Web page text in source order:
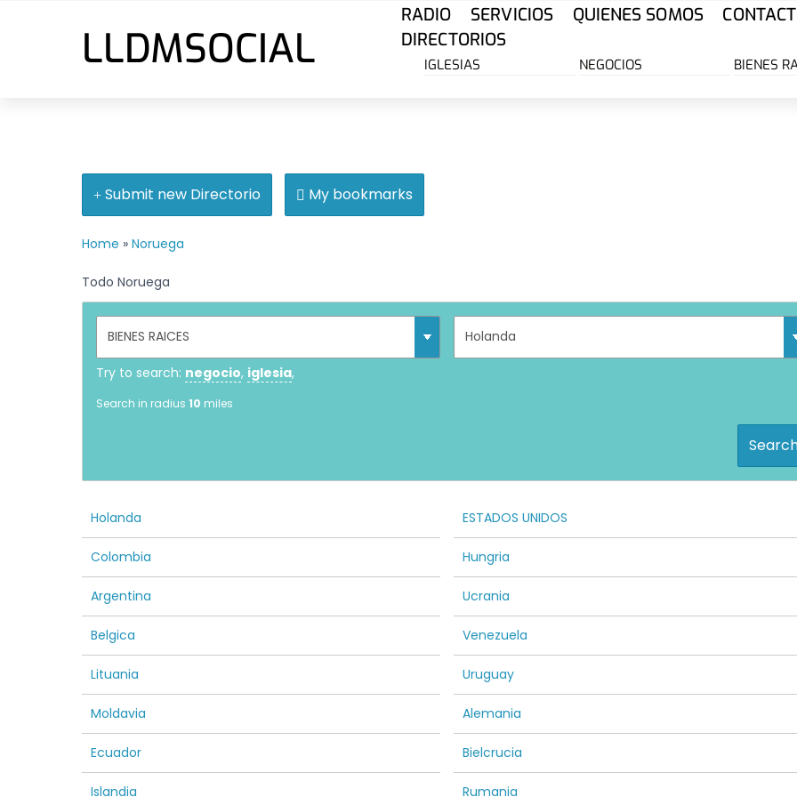
LLDMSOCIAL
RADIO SERVICIOS QUIENES SOMOS
DIRECTORIOS
IGLESIAS NEGOCIOS BIENES
Submit new Directorio My bookmarks
Home » Noruega
Todo Noruega
Try to search: negocio, iglesia,
Search in radius 10 miles
Holanda ESTADOS UNIDOS
Colombia Hungria
Argentina Ucrania
Belgica Venezuela
Lituania Uruguay
Moldavia Alemania
Ecuador Bielcrucia
Islandia Rumania